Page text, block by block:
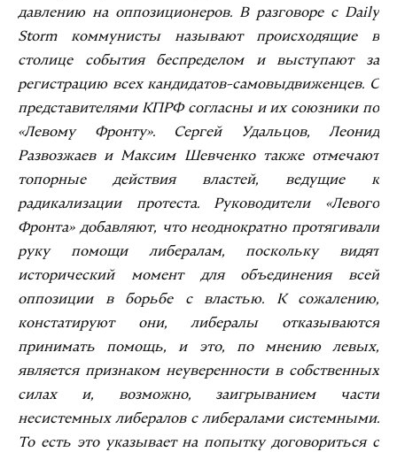
давлению на оппозиционеров. В разговоре с Daily
Storm коммунисты называют происходящие в
столице события беспределом и выступают за
регистрацию всех кандидатов-самовыдвиженцев. С
представителями КПРФ согласны и их союзники по
«Левому Фронту». Сергей Удальцов, Леонид
Развозжаев и Максим Шевченко также отмечают
топорные действия властей, ведущие к
радикализации протеста. Руководители «Левого
Фронта» добавляют, что неоднократно протягивали
руку помощи либералам, поскольку видят
исторический момент для объединения всей
оппозиции в борьбе с властью. К сожалению,
констатируют они, либералы отказываются
принимать помощь, и это, по мнению левых,
является признаком неуверенности в собственных
силах и, возможно, заигрыванием части
несистемных либералов с либералами системными.
То есть это указывает на попытку договориться с